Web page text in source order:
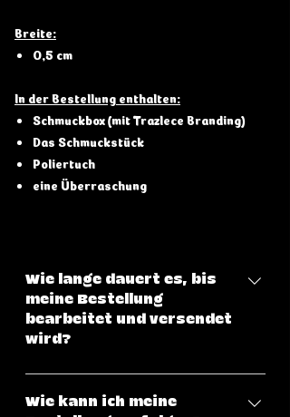
Breite:
0,5 cm
In der Bestellung enthalten:
Schmuckbox (mit Trazlece Branding)
Das Schmuckstück
Poliertuch
eine Überraschung
Wie lange dauert es, bis
meine Bestellung
bearbeitet und versendet
wird?
Klicke hier, um eine genaue
Übersicht über unsere
Wie kann ich meine